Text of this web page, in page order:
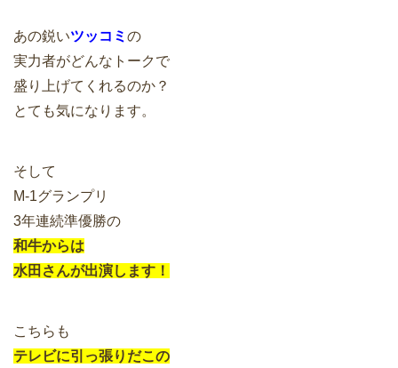
あの鋭いツッコミ の
実力者がどんなトークで
盛り上げてくれるのか？
とても気になります。
そして
M-1グランプリ
3年連続準優勝の
和牛からは
水田さんが出演します！
こちらも
テレビに引っ張りだこの